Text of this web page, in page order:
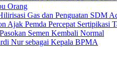
Orang
Gas dan Penguatan SDM
Ajak Pemda Percepat Sertipikasi
Semen Kembali Normal
Nur sebagai Kepala BPMA